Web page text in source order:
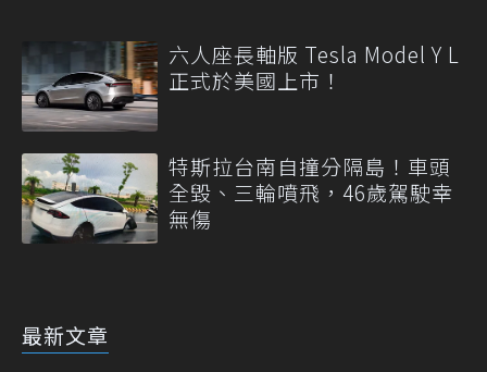
六人座長軸版 Tesla Model Y L
正式於美國上市！
特斯拉台南自撞分隔島！車頭
全毀、三輪噴飛，46歲駕駛幸
無傷
最新文章